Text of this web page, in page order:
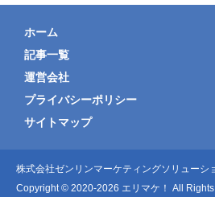
ホーム
記事一覧
運営会社
プライバシーポリシー
サイトマップ
株式会社ゼンリンマーケティングソリューシ
Copyright © 2020-2026 エリマケ！ All Rights